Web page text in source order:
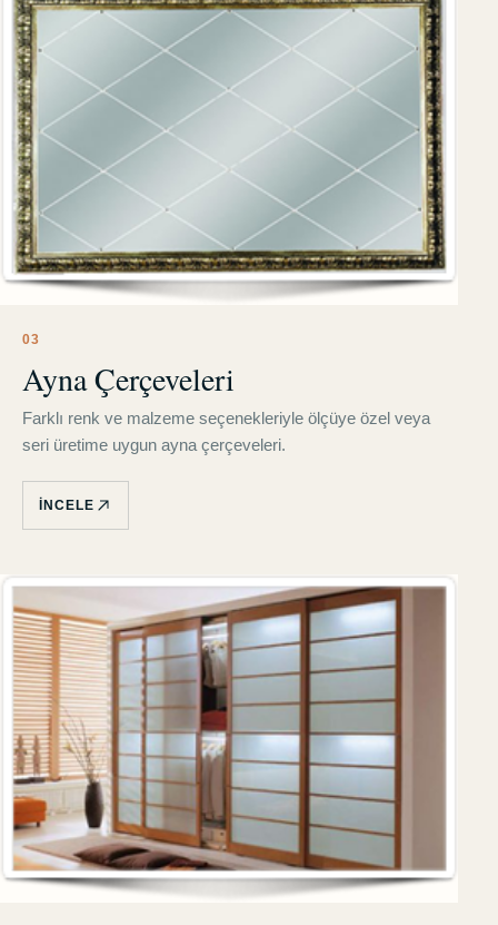
03
Ayna Çerçeveleri
Farklı renk ve malzeme seçenekleriyle ölçüye özel veya
seri üretime uygun ayna çerçeveleri.
İNCELE